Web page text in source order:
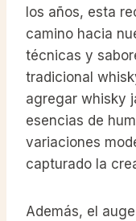
los años, esta
camino hacia
técnicas y
tradicional
agregar whisky
esencias de
variaciones
capturado la
Además, el